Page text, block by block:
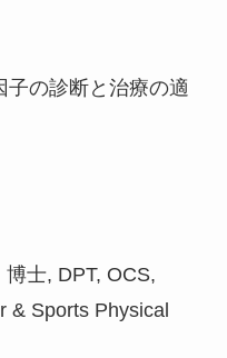
の診断と治療の適
士, DPT, OCS,
& Sports Physical